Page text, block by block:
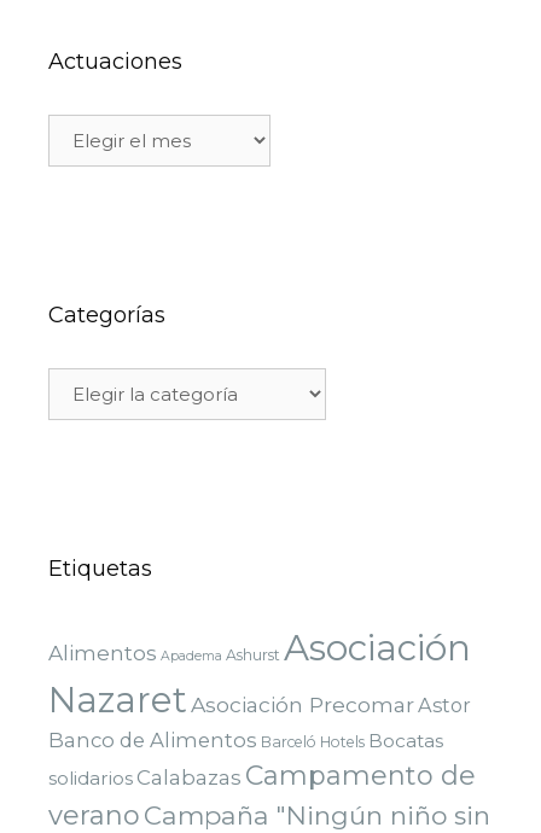
Actuaciones
Categorías
Etiquetas
Alimentos Apadema Ashurst Asociación
NazaretAsociación PrecomarAstor
Banco de Alimentos Barceló Hotels Bocatas
solidarios Calabazas Campamento de
verano Campaña "Ningún niño sin